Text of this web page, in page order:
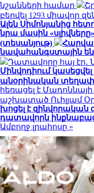
նշանների համար
բերվել 1293 միավոր
Ալեն Սիմոնյանից
նրա մասին
(տեսանյութ)
նավահանգստային
Դատավորը հայ
Մինվոդիում կասեցվել
անօրինական
հեռացել է
աշխատած Ուիլյամ
խոցել է
դատավորն
Ամբողջ լրահոսը »